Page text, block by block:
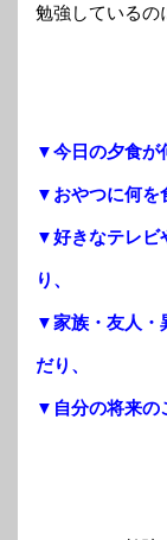
勉強しているの
▼今日の夕食が
▼おやつに何を
▼好きなテレビ
り、
▼家族・友人・
だり、
▼自分の将来の